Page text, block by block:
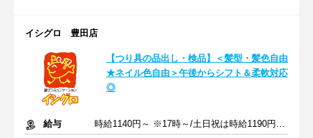
イシグロ 豊田店
【つり具の品出し・検品】＜髪型・髪色自由
★ネイル色自由＞午後からシフト＆柔軟対応
◎
給与
時給1140円～ ※17時～/土日祝は時給1190円～ +交通費